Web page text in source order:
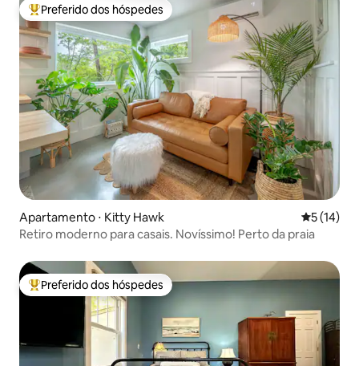
Entre os melhores preferidos dos hóspedes
Preferido dos hóspedes
Apartamento ⋅ Kitty Hawk 5 de uma
5 (14)
Retiro moderno para casais. Novíssimo! Perto da praia
Entre os melhores preferidos dos hóspedes
Preferido dos hóspedes